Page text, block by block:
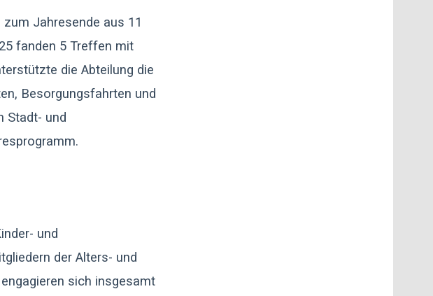
Jahresende aus 11
fanden 5 Treffen mit
die Abteilung die
Besorgungsfahrten und
Stadt- und
und
der Alters- und
sich insgesamt